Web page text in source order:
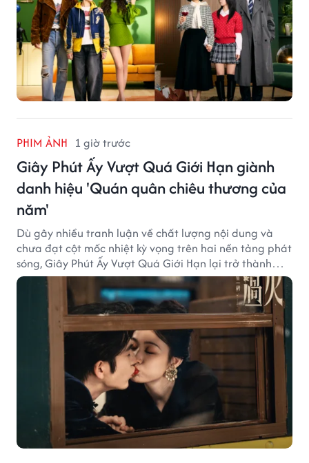
PHIM ẢNH 1 giờ trước
Giây Phút Ấy Vượt Quá Giới Hạn giành
danh hiệu 'Quán quân chiêu thương của
năm'
Dù gây nhiều tranh luận về chất lượng nội dung và
chưa đạt cột mốc nhiệt kỳ vọng trên hai nền tảng phát
sóng, Giây Phút Ấy Vượt Quá Giới Hạn lại trở thành
hiện tượng ở khía cạnh thương mại.